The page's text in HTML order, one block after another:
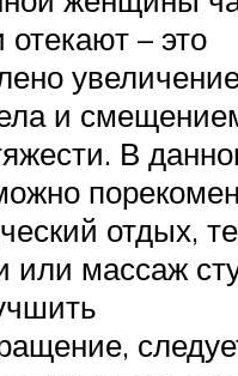
отекают – это
и
В
отдых,
или массаж